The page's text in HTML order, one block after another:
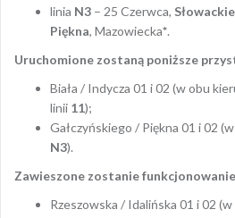
linia N3 – 25 Czerwca,
Piękna, Mazowiecka*.
Uruchomione zostaną poniższe
Biała / Indycza 01 i 02 (w obu
linii 11);
Gałczyńskiego / Piękna 01 i 02
N3).
Zawieszone zostanie
Rzeszowska / Idalińska 01 i 02